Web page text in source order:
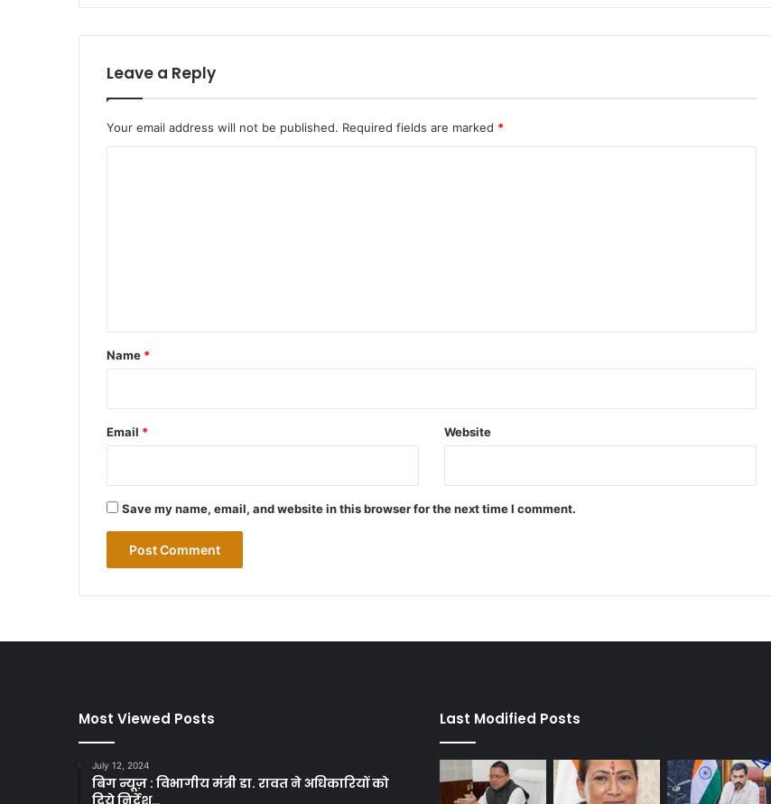
Leave a Reply
Your email address will not be published. Required fields are marked *
*
Name *
Email * Website
Save my name, email, and website in this browser for the next time I comment.
Most Viewed Posts
July 12, 2024
बिग न्यूज़ : विभागीय मंत्री डा. रावत ने अधिकारियों को
Last Modified Posts